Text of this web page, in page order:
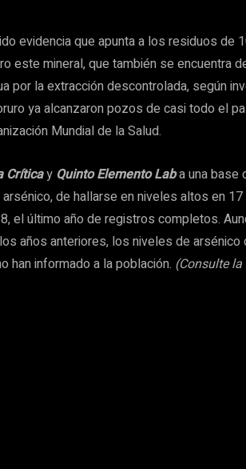
evidencia que apunta a los residuos de
este mineral, que también se encuentra
por la extracción descontrolada, según
ya alcanzaron pozos de casi todo el
Mundial de la Salud.
Críticay Quinto Elemento Laba una base
de hallarse en niveles altos en
el último año de registros completos.
años anteriores, los niveles de
han informado a la población. (Consulte